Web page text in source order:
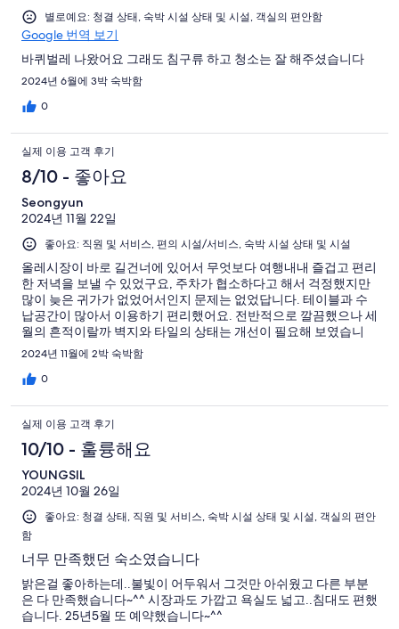
별로예요: 청결 상태, 숙박 시설 상태 및 시설, 객실의 편안함
Google 번역 보기
바퀴벌레 나왔어요 그래도 침구류 하고 청소는 잘 해주셨습니다
2024년 6월에 3박 숙박함
0
실제 이용 고객 후기
8/10 - 좋아요
Seongyun
2024년 11월 22일
좋아요: 직원 및 서비스, 편의 시설/서비스, 숙박 시설 상태 및 시설
올레시장이 바로 길건너에 있어서 무엇보다 여행내내 즐겁고 편리
한 저녁을 보낼 수 있었구요, 주차가 협소하다고 해서 걱정했지만
많이 늦은 귀가가 없었어서인지 문제는 없었답니다. 테이블과 수
납공간이 많아서 이용하기 편리했어요. 전반적으로 깔끔했으나 세
월의 흔적이랄까 벽지와 타일의 상태는 개선이 필요해 보였습니
다.
2024년 11월에 2박 숙박함
0
실제 이용 고객 후기
10/10 - 훌륭해요
YOUNGSIL
2024년 10월 26일
좋아요: 청결 상태, 직원 및 서비스, 숙박 시설 상태 및 시설, 객실의 편안
함
너무 만족했던 숙소였습니다
밝은걸 좋아하는데..불빛이 어두워서 그것만 아쉬웠고 다른 부분
은 다 만족했습니다~^^ 시장과도 가깝고 욕실도 넓고..침대도 편했
습니다. 25년5월 또 예약했습니다~^^